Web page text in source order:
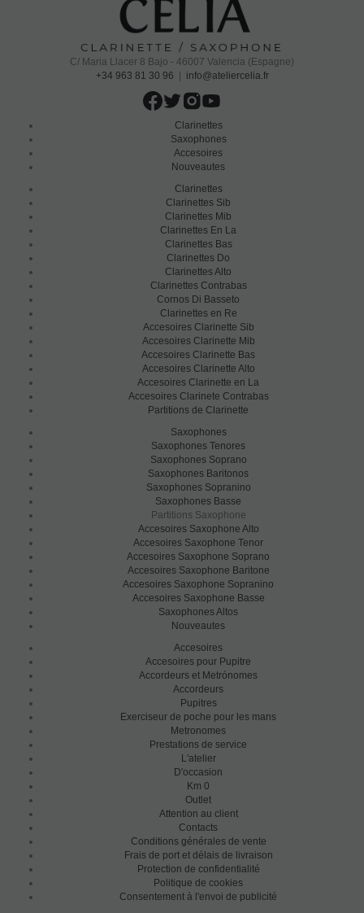
C/ Maria Llacer 8 Bajo - 46007 Valencia (Espagne)
+34 963 81 30 96
info@ateliercelia.fr
Clarinettes
Saxophones
Accesoires
Nouveautes
Clarinettes
Clarinettes Sib
Clarinettes Mib
Clarinettes En La
Clarinettes Bas
Clarinettes Do
Clarinettes Alto
Clarinettes Contrabas
Cornos Di Basseto
Clarinettes en Re
Accesoires Clarinette Sib
Accesoires Clarinette Mib
Accesoires Clarinette Bas
Accesoires Clarinette Alto
Accesoires Clarinette en La
Accesoires Clarinete Contrabas
Partitions de Clarinette
Saxophones
Saxophones Tenores
Saxophones Soprano
Saxophones Baritonos
Saxophones Sopranino
Saxophones Basse
Partitions Saxophone
Accesoires Saxophone Alto
Accesoires Saxophone Tenor
Accesoires Saxophone Soprano
Accesoires Saxophone Baritone
Accesoires Saxophone Sopranino
Accesoires Saxophone Basse
Saxophones Altos
Nouveautes
Accesoires
Accesoires pour Pupitre
Accordeurs et Metrónomes
Accordeurs
Pupitres
Exerciseur de poche pour les mans
Metronomes
Prestations de service
L'atelier
D'occasion
Km 0
Outlet
Attention au client
Contacts
Conditions générales de vente
Frais de port et délais de livraison
Protection de confidentialité
Politique de cookies
Consentement à l'envoi de publicité